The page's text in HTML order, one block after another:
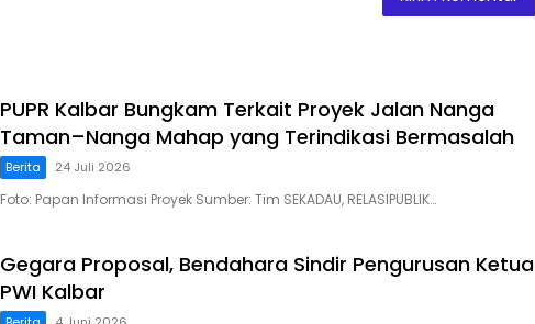
PUPR Kalbar Bungkam Terkait Proyek Jalan Nanga
Taman–Nanga Mahap yang Terindikasi Bermasalah
Berita 24 Juli 2026
Foto: Papan Informasi Proyek Sumber: Tim SEKADAU, RELASIPUBLIK…
Gegara Proposal, Bendahara Sindir Pengurusan Ketua
PWI Kalbar